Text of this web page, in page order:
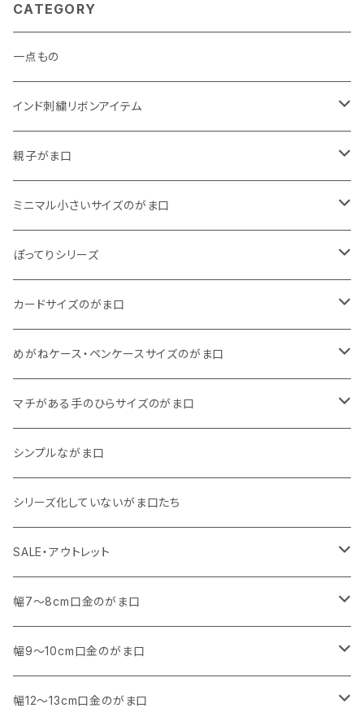
CATEGORY
一点もの
インド刺繍リボンアイテム
がま口
巾着
親子がま口
・ ぷっくりタイプ
くったりコットンキャンバス
11号帆布
・ 四角いマチのたっぷりサイズ
くったりコットンキャンバス
11号帆布
・ 四角いマチのスリムコンパクトタイプ
くったりコットンキャンバス
11号帆布
・ マチなしスリムタイプ
くったりコットンキャンバス
リネン
ミニマル小さいサイズのがま口
・ くったりコットンキャンバス
・ リネン
・ 柄いろいろ
ぽってりシリーズ
・ がま口
・ 巾着ポーチ
カードサイズのがま口
・ くったりコットンキャンバス
・ 11号帆布
・ リネン
めがねケース・ペンケースサイズのがま口
・ くったりコットンキャンバス
・ 11号帆布
・ その他
マチがある手のひらサイズのがま口
・ 小さいサイズ
11号帆布
コットンキャンバス
・ 中くらいのサイズ
コットンキャンバス
シンプルながま口
シリーズ化していないがま口たち
SALE・アウトレット
SALE
アウトレット
幅7～8cm口金のがま口
・ 角型
マチなし
・ くし形・丸型
幅9～10cm口金のがま口
・ 角型
幅12～13cm口金のがま口